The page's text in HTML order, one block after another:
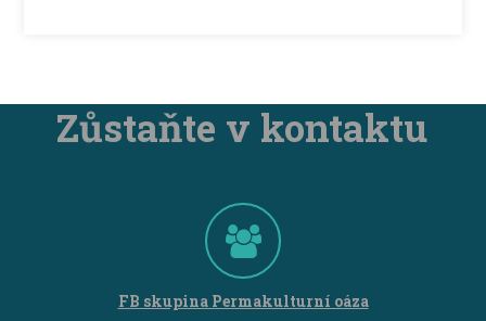
Zůstaňte v kontaktu
FB skupina Permakulturní oáza